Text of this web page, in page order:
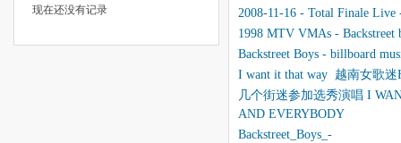
现在还没有记录
2008-11-16 - Total Finale
1998 MTV VMAs - Backstreet
Backstreet Boys - billboard
I want it that way 越南女歌迷
几个街迷参加选秀演唱 I
AND EVERYBODY
Backstreet_Boys_-